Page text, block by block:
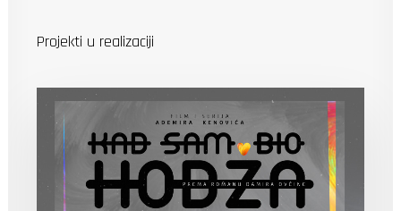
Projekti u realizaciji